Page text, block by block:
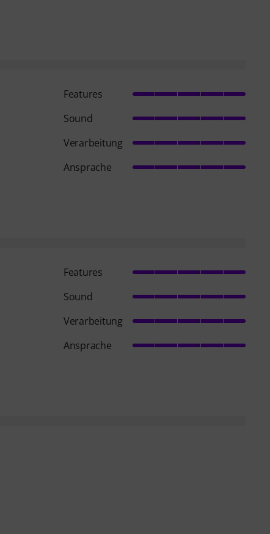
Features
Sound
Verarbeitung
Ansprache
Features
Sound
Verarbeitung
Ansprache